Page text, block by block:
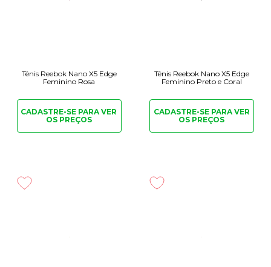
Tênis Reebok Nano X5 Edge
Feminino Rosa
CADASTRE-SE PARAVER
OS PREÇOS
Tênis Reebok Nano X5 Edge
Feminino Preto e Coral
CADASTRE-SE PARAVER
OS PREÇOS